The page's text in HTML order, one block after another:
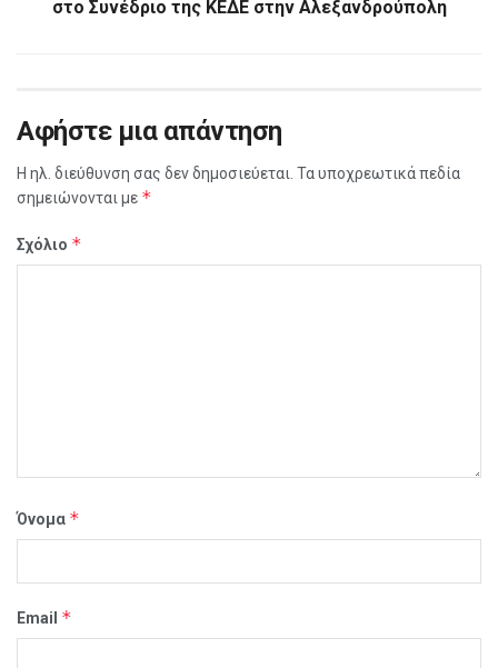
στο Συνέδριο της ΚΕΔΕ στην Αλεξανδρούπολη
Αφήστε μια απάντηση
Η ηλ. διεύθυνση σας δεν δημοσιεύεται. Τα υποχρεωτικά πεδία
σημειώνονται με *
Σχόλιο *
Όνομα *
Email *